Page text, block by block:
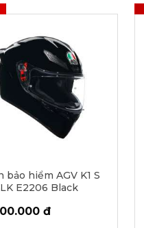
bảo hiểm AGV K1 S
E2206 Black
đ